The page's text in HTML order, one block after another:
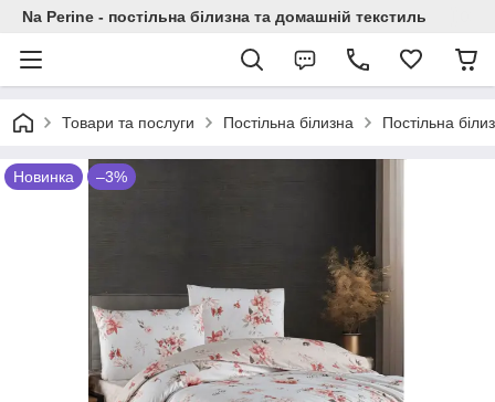
Na Perine - постільна білизна та домашній текстиль
Товари та послуги Постільна білизна Постільна
Новинка –3%